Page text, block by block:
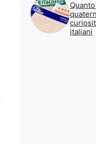
italiani